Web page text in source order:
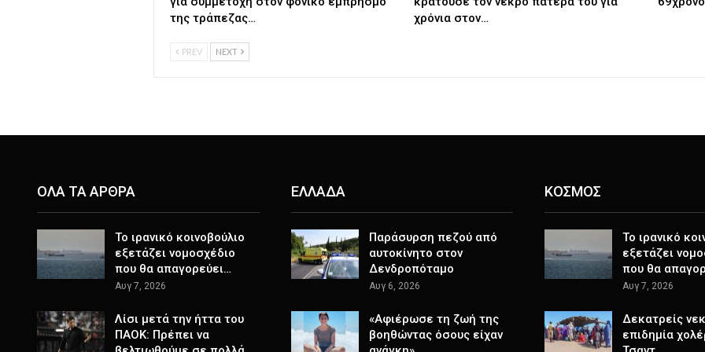
της τράπεζας…
χρόνια στον…
PREV NEXT
ΟΛΑ ΤΑ ΑΡΘΡΑ
Το ιρανικό κοινοβούλιο
εξετάζει νομοσχέδιο
που θα απαγορεύει…
Αυγ 7, 2026
Λίσι μετά την ήττα του
ΠΑΟΚ: Πρέπει να
ΕΛΛΑΔΑ
Παράσυρση πεζού από
αυτοκίνητο στον
Δενδροπόταμο
Αυγ 6, 2026
«Αφιέρωσε τη ζωή της
βοηθώντας όσους είχαν
ΚΟΣΜΟΣ
Το ιρανικό
εξετάζει
που θα
Αυγ 7, 2026
Δεκατρείς
επιδημία